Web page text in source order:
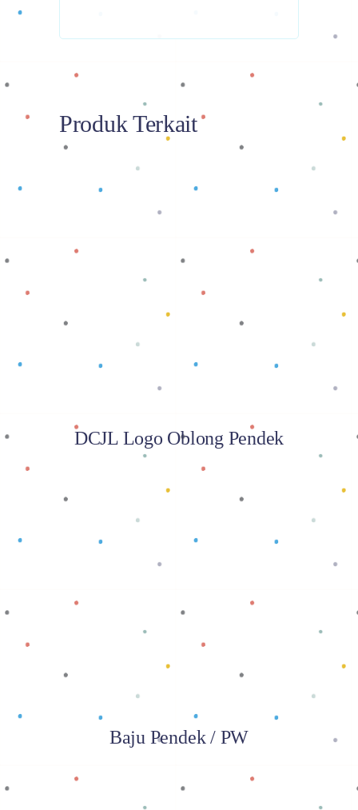
Produk Terkait
Baca selengkapnya
DCJL Logo Oblong Pendek
Baju Pendek / PW